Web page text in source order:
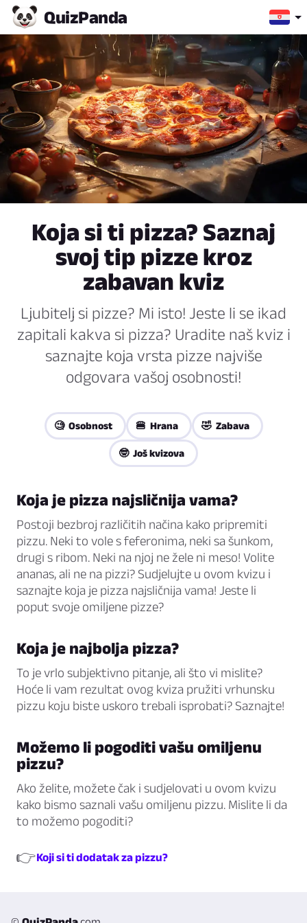
QuizPanda
Koja si ti pizza? Saznaj
svoj tip pizze kroz
zabavan kviz
Ljubitelj si pizze? Mi isto! Jeste li se ikad
zapitali kakva si pizza? Uradite naš kviz i
saznajte koja vrsta pizze najviše
odgovara vašoj osobnosti!
🧐 Osobnost 🍔 Hrana 🤣 Zabava
🤓 Još kvizova
Koja je pizza najsličnija vama?
Postoji bezbroj različitih načina kako pripremiti
pizzu. Neki to vole s feferonima, neki sa šunkom,
drugi s ribom. Neki na njoj ne žele ni meso! Volite
ananas, ali ne na pizzi? Sudjelujte u ovom kvizu i
saznajte koja je pizza najsličnija vama! Jeste li
poput svoje omiljene pizze?
Koja je najbolja pizza?
To je vrlo subjektivno pitanje, ali što vi mislite?
Hoće li vam rezultat ovog kviza pružiti vrhunsku
pizzu koju biste uskoro trebali isprobati? Saznajte!
Možemo li pogoditi vašu omiljenu
pizzu?
Ako želite, možete čak i sudjelovati u ovom kvizu
kako bismo saznali vašu omiljenu pizzu. Mislite li da
to možemo pogoditi?
👉 Koji si ti dodatak za pizzu?